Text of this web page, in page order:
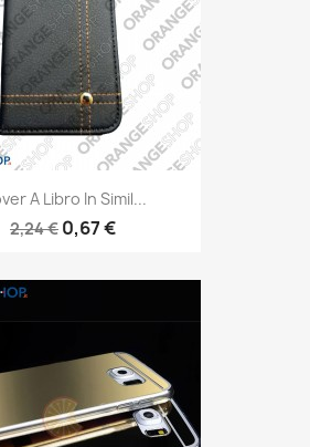
A Libro In Simil...
2,24 € 0,67 €